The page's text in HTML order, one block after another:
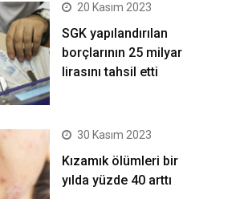
20 Kasım 2023
SGK yapılandırılan
borçlarının 25 milyar
lirasını tahsil etti
30 Kasım 2023
Kızamık ölümleri bir
yılda yüzde 40 arttı